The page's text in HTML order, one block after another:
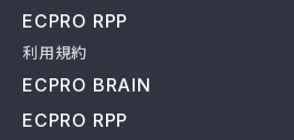
ECPRO RPP
利用規約
ECPRO BRAIN
ECPRO RPP